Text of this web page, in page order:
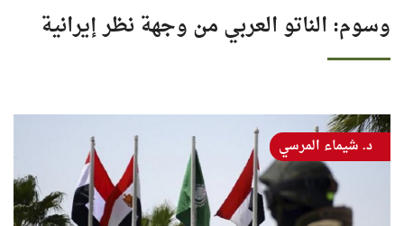
وسوم: الناتو العربي من وجهة نظر إيرانية
د. شيماء المرسي